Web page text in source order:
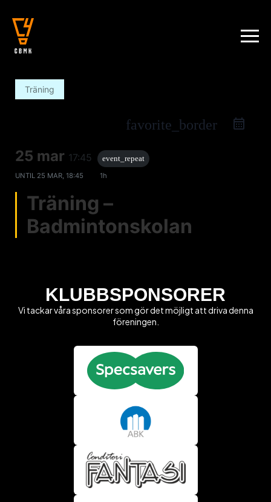
Träning
favorite_border
25 mar 17:45
event_repeat
UNTIL 25 MAR, 18:45 1h
Träning –
Badmintonskolan
KLUBBSPONSORER
Vi tackar våra sponsorer som gör det möjligt att driva denna
föreningen.